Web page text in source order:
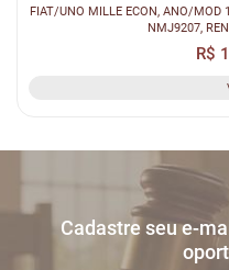
FIAT/UNO MILLE ECON, ANO/MOD
NMJ9207,
R$
Cadastre seu e-